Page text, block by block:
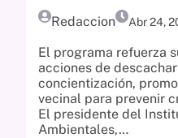
Redaccion Abr 24,
El programa refuerza
acciones de
concientización,
vecinal para prevenir
El presidente del
Ambientales,…